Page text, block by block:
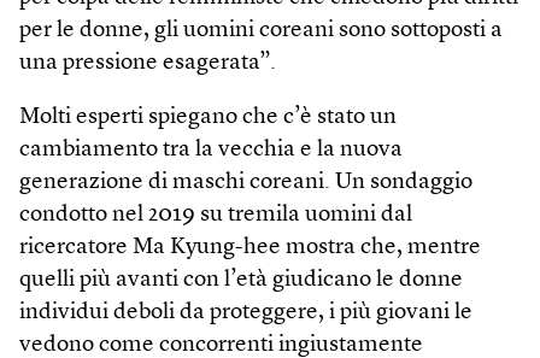
per le donne, gli uomini coreani sono sottoposti a
una pressione esagerata”.
Molti esperti spiegano che c’è stato un
cambiamento tra la vecchia e la nuova
generazione di maschi coreani. Un sondaggio
condotto nel 2019 su tremila uomini dal
ricercatore Ma Kyung-hee mostra che, mentre
quelli più avanti con l’età giudicano le donne
individui deboli da proteggere, i più giovani le
vedono come concorrenti ingiustamente